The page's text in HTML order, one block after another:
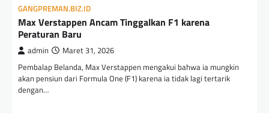
GANGPREMAN.BIZ.ID
Max Verstappen Ancam Tinggalkan F1 karena
Peraturan Baru
admin Maret 31, 2026
Pembalap Belanda, Max Verstappen mengakui bahwa ia mungkin
akan pensiun dari Formula One (F1) karena ia tidak lagi tertarik
dengan…